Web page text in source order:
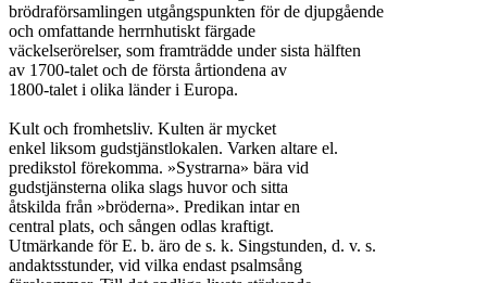
brödraförsamlingen utgångspunkten för de djupgående
och omfattande herrnhutiskt färgade
väckelserörelser, som framträdde under sista hälften
av 1700-talet och de första årtiondena av
1800-talet i olika länder i Europa.
Kult och fromhetsliv. Kulten är mycket
enkel liksom gudstjänstlokalen. Varken altare el.
predikstol förekomma. »Systrarna» bära vid
gudstjänsterna olika slags huvor och sitta
åtskilda från »bröderna». Predikan intar en
central plats, och sången odlas kraftigt.
Utmärkande för E. b. äro de s. k. Singstunden, d. v. s.
andaktsstunder, vid vilka endast psalmsång